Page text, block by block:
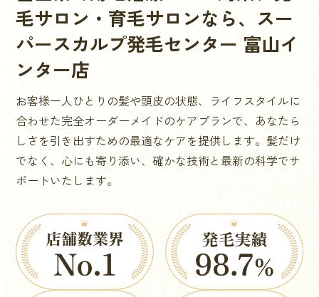
毛サロン・育毛サロンなら、スー
パースカルプ発毛センター 富山イ
ンター店
お客様一人ひとりの髪や頭皮の状態、ライフスタイルに
合わせた完全オーダーメイドのケアプランで、あなたら
しさを引き出すための最適なケアを提供します。髪だけ
でなく、心にも寄り添い、確かな技術と最新の科学でサ
ポートいたします。